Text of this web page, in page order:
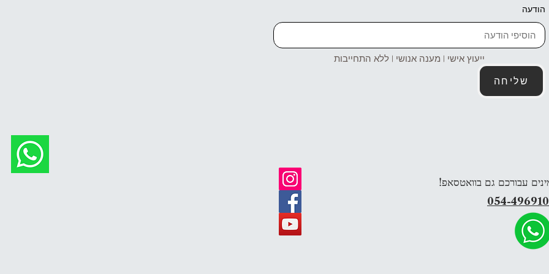
הודעה
ייעוץ אישי | מענה אנושי | ללא התחייבות
שליחה
עבורכם גם בוואטסאפ!
054-